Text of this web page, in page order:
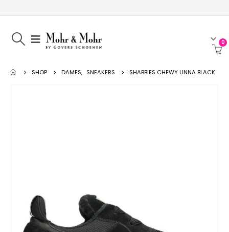
0
SHOP DAMES, SNEAKERS SHABBIES CHEWY UNNA BLACK